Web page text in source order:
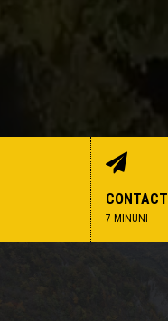
CONTACT
7 MINUNI